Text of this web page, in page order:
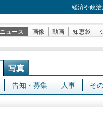
経済や政
ニュース 画像 動画 知恵袋
写真
告知・募集 人事 そ